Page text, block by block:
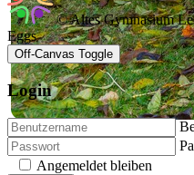
© Altes Gymnasium
Eggs
Off-Canvas Toggle
Login
Angemeldet bleiben